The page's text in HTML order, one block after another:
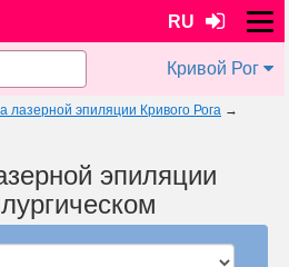
RU
Кривой Рог
лазерной эпиляции Кривого Рога →
эпиляции